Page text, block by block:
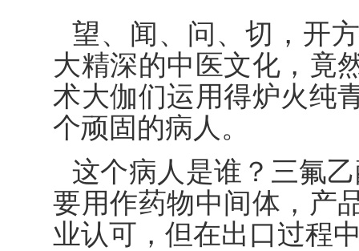
望、闻、问、切，开
大精深的中医文化，竟
术大伽们运用得炉火纯
个顽固的病人。
这个病人是谁？三氟
要用作药物中间体，产
业认可，但在出口过程